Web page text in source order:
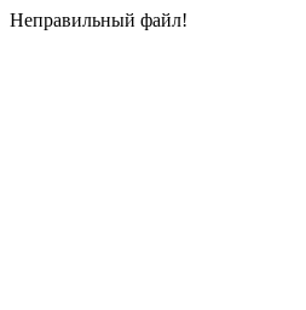
Неправильный файл!